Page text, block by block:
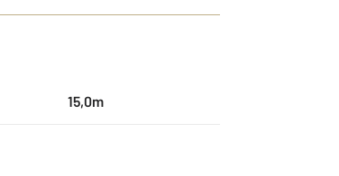
15,0m